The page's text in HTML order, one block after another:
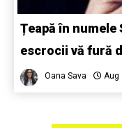
Țeapă în numele
escrocii vă fură
Oana Sava Aug